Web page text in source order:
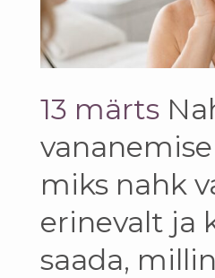
13 märts
miks nahk
erinevalt ja
saada,